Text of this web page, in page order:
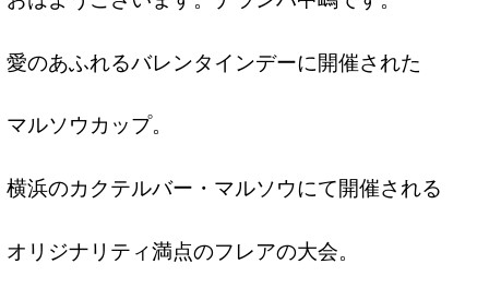
愛のあふれるバレンタインデーに開催された
マルソウカップ。
横浜のカクテルバー・マルソウにて開催される
オリジナリティ満点のフレアの大会。